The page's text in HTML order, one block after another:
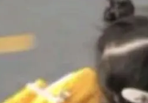
V3 格式。
开幕。本届大会
新联盟主办，以
时代的质量新范
向规模化产业落地
智能研发生产力
于 ADT
去了。Alex Fedos
他说的东西不新